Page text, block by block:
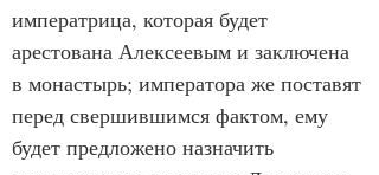
императрица, которая будет
арестована Алексеевым и заключена
в монастырь; императора же поставят
перед свершившимся фактом, ему
будет предложено назначить